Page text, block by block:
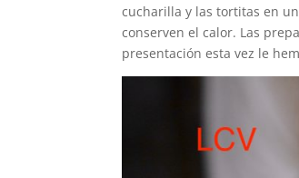
cucharilla y las tortitas en
conserven el calor. Las
presentación esta vez le